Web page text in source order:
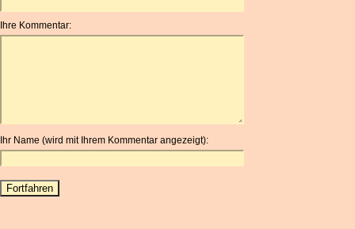
Ihre Kommentar:
Ihr Name (wird mit Ihrem Kommentar angezeigt):